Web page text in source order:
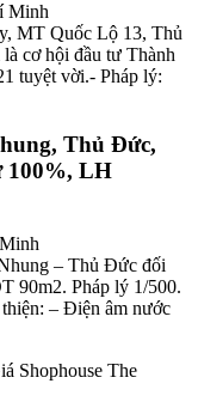
Minh
MT Quốc Lộ 13, Thủ
cơ hội đầu tư Thành
tuyệt vời.- Pháp lý:
Thủ Đức,
100%, LH
– Thủ Đức đối
90m2. Pháp lý 1/500.
– Điện âm nước
Shophouse The